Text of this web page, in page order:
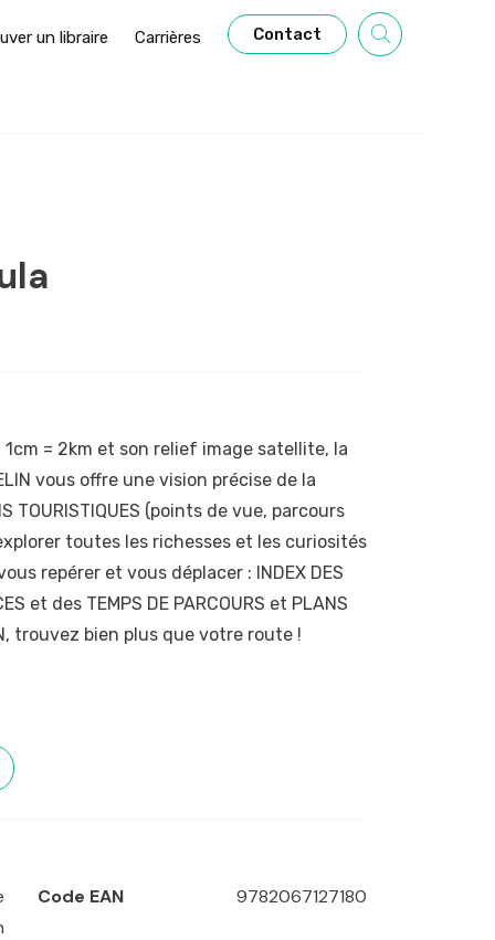
un libraire Carrières Contact
= 2km et son relief image satellite, la
vous offre une vision précise de la
TOURISTIQUES (points de vue, parcours
toutes les richesses et les curiosités
repérer et vous déplacer : INDEX DES
et des TEMPS DE PARCOURS et PLANS
trouvez bien plus que votre route !
Code EAN 9782067127180